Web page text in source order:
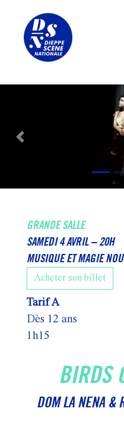
Previous
GRANDE SALLE
SAMEDI 4 AVRIL – 20H
MUSIQUE ET MAGIE
Acheter son billet
Tarif A
Dès 12 ans
1h15
BIRDS
DOM LA NENA &